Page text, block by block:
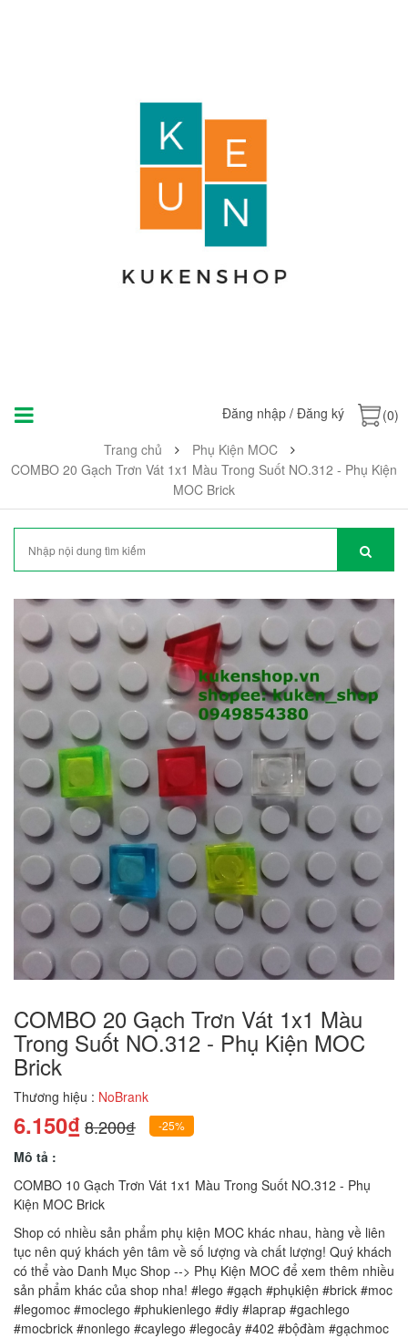
Đăng nhập / Đăng ký
(0)
Trang chủ
Phụ Kiện MOC
COMBO 20 Gạch Trơn Vát 1x1 Màu Trong Suốt NO.312 - Phụ Kiện
MOC Brick
COMBO 20 Gạch Trơn Vát 1x1 Màu
Trong Suốt NO.312 - Phụ Kiện MOC
Brick
Thương hiệu : NoBrank
6.150₫8.200₫ -25%
Mô tả :
COMBO 10 Gạch Trơn Vát 1x1 Màu Trong Suốt NO.312 - Phụ
Kiện MOC Brick
Shop có nhiều sản phẩm phụ kiện MOC khác nhau, hàng về liên
tục nên quý khách yên tâm về số lượng và chất lượng! Quý khách
có thể vào Danh Mục Shop --> Phụ Kiện MOC để xem thêm nhiều
sản phẩm khác của shop nha! #lego #gạch #phụkiện #brick #moc
#legomoc #moclego #phukienlego #diy #laprap #gachlego
#mocbrick #nonlego #caylego #legocây #402 #bộđàm #gạchmoc